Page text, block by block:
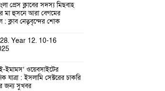
প্রেস ক্লাবের সদস্য মিছবাহ
মা হুসনে আরা বেগমের
: ক্লাব নেতৃবৃন্দের শোক
Year 12. 10-16
ইমামস’ ওয়েবসাইটের
যাত্রা : ইসলামি সেক্টরের চাকরি
জন্য সুখবর